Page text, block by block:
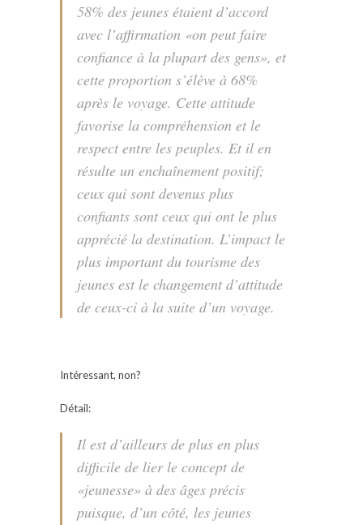
58% des jeunes étaient d’accord
avec l’affirmation «on peut faire
confiance à la plupart des gens», et
cette proportion s’élève à 68%
après le voyage. Cette attitude
favorise la compréhension et le
respect entre les peuples. Et il en
résulte un enchaînement positif;
ceux qui sont devenus plus
confiants sont ceux qui ont le plus
apprécié la destination. L’impact le
plus important du tourisme des
jeunes est le changement d’attitude
de ceux-ci à la suite d’un voyage.
Intéressant, non?
Détail:
Il est d’ailleurs de plus en plus
difficile de lier le concept de
«jeunesse» à des âges précis
puisque, d’un côté, les jeunes